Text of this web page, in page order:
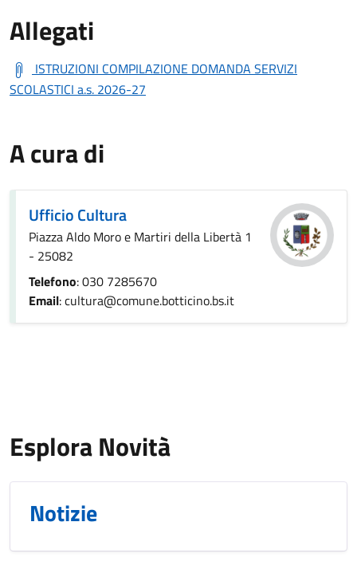
Allegati
ISTRUZIONI COMPILAZIONE DOMANDA SERVIZI
SCOLASTICI a.s. 2026-27
A cura di
Ufficio Cultura
Piazza Aldo Moro e Martiri della Libertà 1
- 25082
Telefono: 030 7285670
Email: cultura@comune.botticino.bs.it
Esplora Novità
Notizie